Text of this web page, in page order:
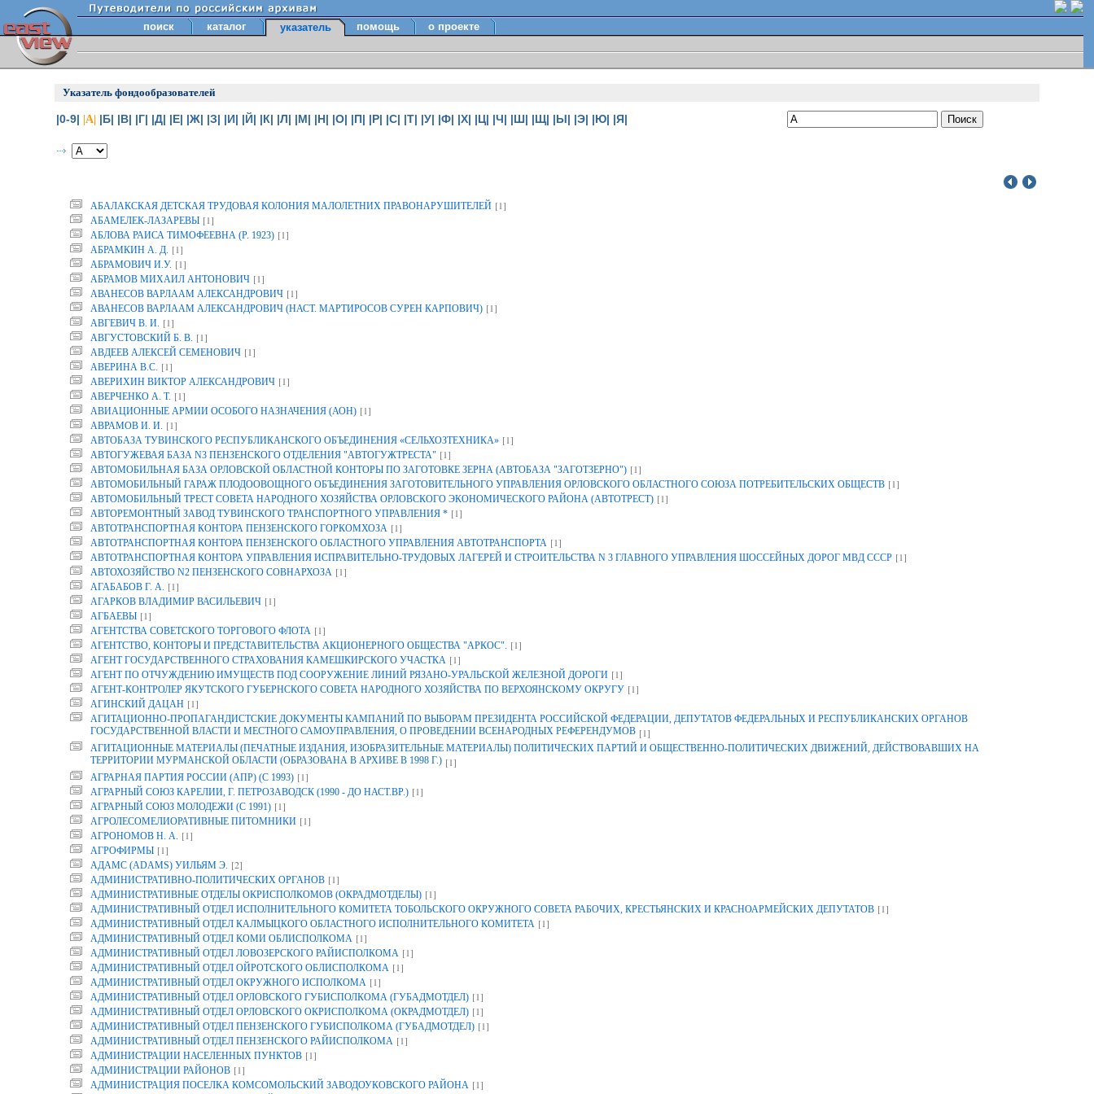
поиск каталог указатель помощь о проекте
Указатель фондообразователей
|0-9| |А| |Б| |В| |Г| |Д| |Е| |Ж| |З| |И| |Й| |К| |Л| |М| |Н| |О| |П| |Р| |С| |Т| |У| |Ф| |Х| |Ц| |Ч| |Ш| |Щ| |Ы| |Э| |Ю| |Я|
АБАЛАКСКАЯ ДЕТСКАЯ ТРУДОВАЯ КОЛОНИЯ МАЛОЛЕТНИХ ПРАВОНАРУШИТЕЛЕЙ [1]
АБАМЕЛЕК-ЛАЗАРЕВЫ [1]
АБЛОВА РАИСА ТИМОФЕЕВНА (Р. 1923) [1]
АБРАМКИН А. Д. [1]
АБРАМОВИЧ И.У. [1]
АБРАМОВ МИХАИЛ АНТОНОВИЧ [1]
АВАНЕСОВ ВАРЛААМ АЛЕКСАНДРОВИЧ [1]
АВАНЕСОВ ВАРЛААМ АЛЕКСАНДРОВИЧ (НАСТ. МАРТИРОСОВ СУРЕН КАРПОВИЧ) [1]
АВГЕВИЧ В. И. [1]
АВГУСТОВСКИЙ Б. В. [1]
АВДЕЕВ АЛЕКСЕЙ СЕМЕНОВИЧ [1]
АВЕРИНА B.C. [1]
АВЕРИХИН ВИКТОР АЛЕКСАНДРОВИЧ [1]
АВЕРЧЕНКО А. Т. [1]
АВИАЦИОННЫЕ АРМИИ ОСОБОГО НАЗНАЧЕНИЯ (АОН) [1]
АВРАМОВ И. И. [1]
АВТОБАЗА ТУВИНСКОГО РЕСПУБЛИКАНСКОГО ОБЪЕДИНЕНИЯ «СЕЛЬХОЗТЕХНИКА» [1]
АВТОГУЖЕВАЯ БАЗА N3 ПЕНЗЕНСКОГО ОТДЕЛЕНИЯ "АВТОГУЖТРЕСТА" [1]
АВТОМОБИЛЬНАЯ БАЗА ОРЛОВСКОЙ ОБЛАСТНОЙ КОНТОРЫ ПО ЗАГОТОВКЕ ЗЕРНА (АВТОБАЗА "ЗАГОТЗЕРНО") [1]
АВТОМОБИЛЬНЫЙ ГАРАЖ ПЛОДООВОЩНОГО ОБЪЕДИНЕНИЯ ЗАГОТОВИТЕЛЬНОГО УПРАВЛЕНИЯ ОРЛОВСКОГО ОБЛАСТНОГО СОЮЗА ПОТРЕБИТЕЛЬСКИХ ОБЩЕСТВ [1]
АВТОМОБИЛЬНЫЙ ТРЕСТ СОВЕТА НАРОДНОГО ХОЗЯЙСТВА ОРЛОВСКОГО ЭКОНОМИЧЕСКОГО РАЙОНА (АВТОТРЕСТ) [1]
АВТОРЕМОНТНЫЙ ЗАВОД ТУВИНСКОГО ТРАНСПОРТНОГО УПРАВЛЕНИЯ * [1]
АВТОТРАНСПОРТНАЯ КОНТОРА ПЕНЗЕНСКОГО ГОРКОМХОЗА [1]
АВТОТРАНСПОРТНАЯ КОНТОРА ПЕНЗЕНСКОГО ОБЛАСТНОГО УПРАВЛЕНИЯ АВТОТРАНСПОРТА [1]
АВТОТРАНСПОРТНАЯ КОНТОРА УПРАВЛЕНИЯ ИСПРАВИТЕЛЬНО-ТРУДОВЫХ ЛАГЕРЕЙ И СТРОИТЕЛЬСТВА N 3 ГЛАВНОГО УПРАВЛЕНИЯ ШОССЕЙНЫХ ДОРОГ МВД СССР [1]
АВТОХОЗЯЙСТВО N2 ПЕНЗЕНСКОГО СОВНАРХОЗА [1]
АГАБАБОВ Г. А. [1]
АГАРКОВ ВЛАДИМИР ВАСИЛЬЕВИЧ [1]
АГБАЕВЫ [1]
АГЕНТСТВА СОВЕТСКОГО ТОРГОВОГО ФЛОТА [1]
АГЕНТСТВО, КОНТОРЫ И ПРЕДСТАВИТЕЛЬСТВА АКЦИОНЕРНОГО ОБЩЕСТВА "АРКОС". [1]
АГЕНТ ГОСУДАРСТВЕННОГО СТРАХОВАНИЯ КАМЕШКИРСКОГО УЧАСТКА [1]
АГЕНТ ПО ОТЧУЖДЕНИЮ ИМУЩЕСТВ ПОД СООРУЖЕНИЕ ЛИНИЙ РЯЗАНО-УРАЛЬСКОЙ ЖЕЛЕЗНОЙ ДОРОГИ [1]
АГЕНТ-КОНТРОЛЕР ЯКУТСКОГО ГУБЕРНСКОГО СОВЕТА НАРОДНОГО ХОЗЯЙСТВА ПО ВЕРХОЯНСКОМУ ОКРУГУ [1]
АГИНСКИЙ ДАЦАН [1]
АГИТАЦИОННО-ПРОПАГАНДИСТСКИЕ ДОКУМЕНТЫ КАМПАНИЙ ПО ВЫБОРАМ ПРЕЗИДЕНТА РОССИЙСКОЙ ФЕДЕРАЦИИ, ДЕПУТАТОВ ФЕДЕРАЛЬНЫХ И РЕСПУБЛИКАНСКИХ ОРГАНОВ
ГОСУДАРСТВЕННОЙ ВЛАСТИ И МЕСТНОГО САМОУПРАВЛЕНИЯ, О ПРОВЕДЕНИИ ВСЕНАРОДНЫХ РЕФЕРЕНДУМОВ [1]
АГИТАЦИОННЫЕ МАТЕРИАЛЫ (ПЕЧАТНЫЕ ИЗДАНИЯ, ИЗОБРАЗИТЕЛЬНЫЕ МАТЕРИАЛЫ) ПОЛИТИЧЕСКИХ ПАРТИЙ И ОБЩЕСТВЕННО-ПОЛИТИЧЕСКИХ ДВИЖЕНИЙ, ДЕЙСТВОВАВШИХ НА
ТЕРРИТОРИИ МУРМАНСКОЙ ОБЛАСТИ (ОБРАЗОВАНА В АРХИВЕ В 1998 Г.) [1]
АГРАРНАЯ ПАРТИЯ РОССИИ (АПР) (С 1993) [1]
АГРАРНЫЙ СОЮЗ КАРЕЛИИ, Г. ПЕТРОЗАВОДСК (1990 - ДО НАСТ.ВР.) [1]
АГРАРНЫЙ СОЮЗ МОЛОДЕЖИ (С 1991) [1]
АГРОЛЕСОМЕЛИОРАТИВНЫЕ ПИТОМНИКИ [1]
АГРОНОМОВ Н. А. [1]
АГРОФИРМЫ [1]
АДАМС (ADAMS) УИЛЬЯМ Э. [2]
АДМИНИСТРАТИВНО-ПОЛИТИЧЕСКИХ ОРГАНОВ [1]
АДМИНИСТРАТИВНЫЕ ОТДЕЛЫ ОКРИСПОЛКОМОВ (ОКРАДМОТДЕЛЫ) [1]
АДМИНИСТРАТИВНЫЙ ОТДЕЛ ИСПОЛНИТЕЛЬНОГО КОМИТЕТА ТОБОЛЬСКОГО ОКРУЖНОГО СОВЕТА РАБОЧИХ, КРЕСТЬЯНСКИХ И КРАСНОАРМЕЙСКИХ ДЕПУТАТОВ [1]
АДМИНИСТРАТИВНЫЙ ОТДЕЛ КАЛМЫЦКОГО ОБЛАСТНОГО ИСПОЛНИТЕЛЬНОГО КОМИТЕТА [1]
АДМИНИСТРАТИВНЫЙ ОТДЕЛ КОМИ ОБЛИСПОЛКОМА [1]
АДМИНИСТРАТИВНЫЙ ОТДЕЛ ЛОВОЗЕРСКОГО РАЙИСПОЛКОМА [1]
АДМИНИСТРАТИВНЫЙ ОТДЕЛ ОЙРОТСКОГО ОБЛИСПОЛКОМА [1]
АДМИНИСТРАТИВНЫЙ ОТДЕЛ ОКРУЖНОГО ИСПОЛКОМА [1]
АДМИНИСТРАТИВНЫЙ ОТДЕЛ ОРЛОВСКОГО ГУБИСПОЛКОМА (ГУБАДМОТДЕЛ) [1]
АДМИНИСТРАТИВНЫЙ ОТДЕЛ ОРЛОВСКОГО ОКРИСПОЛКОМА (ОКРАДМОТДЕЛ) [1]
АДМИНИСТРАТИВНЫЙ ОТДЕЛ ПЕНЗЕНСКОГО ГУБИСПОЛКОМА (ГУБАДМОТДЕЛ) [1]
АДМИНИСТРАТИВНЫЙ ОТДЕЛ ПЕНЗЕНСКОГО РАЙИСПОЛКОМА [1]
АДМИНИСТРАЦИИ НАСЕЛЕННЫХ ПУНКТОВ [1]
АДМИНИСТРАЦИИ РАЙОНОВ [1]
АДМИНИСТРАЦИЯ ПОСЕЛКА КОМСОМОЛЬСКИЙ ЗАВОДОУКОВСКОГО РАЙОНА [1]